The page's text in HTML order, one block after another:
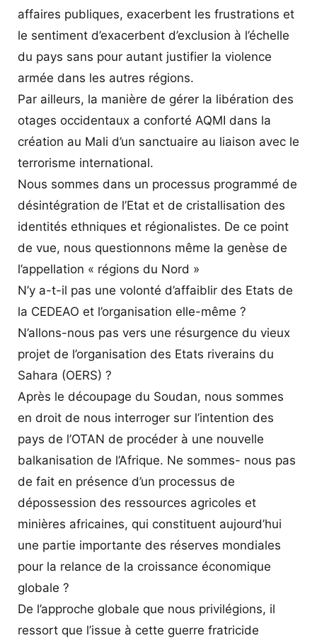
affaires publiques, exacerbent les frustrations et
le sentiment d’exacerbent d’exclusion à l’échelle
du pays sans pour autant justifier la violence
armée dans les autres régions.
Par ailleurs, la manière de gérer la libération des
otages occidentaux a conforté AQMI dans la
création au Mali d’un sanctuaire au liaison avec le
terrorisme international.
Nous sommes dans un processus programmé de
désintégration de l’Etat et de cristallisation des
identités ethniques et régionalistes. De ce point
de vue, nous questionnons même la genèse de
l’appellation « régions du Nord »
N’y a-t-il pas une volonté d’affaiblir des Etats de
la CEDEAO et l’organisation elle-même ?
N’allons-nous pas vers une résurgence du vieux
projet de l’organisation des Etats riverains du
Sahara (OERS) ?
Après le découpage du Soudan, nous sommes
en droit de nous interroger sur l’intention des
pays de l’OTAN de procéder à une nouvelle
balkanisation de l’Afrique. Ne sommes- nous pas
de fait en présence d’un processus de
dépossession des ressources agricoles et
minières africaines, qui constituent aujourd’hui
une partie importante des réserves mondiales
pour la relance de la croissance économique
globale ?
De l’approche globale que nous privilégions, il
ressort que l’issue à cette guerre fratricide